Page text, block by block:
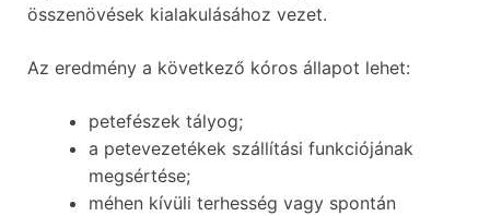
összenövések kialakulásához vezet.
Az eredmény a következő kóros állapot lehet:
petefészek tályog;
a petevezetékek szállítási funkciójának
megsértése;
méhen kívüli terhesség vagy spontán